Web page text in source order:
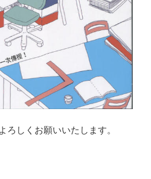
ろしくお願いいたします。